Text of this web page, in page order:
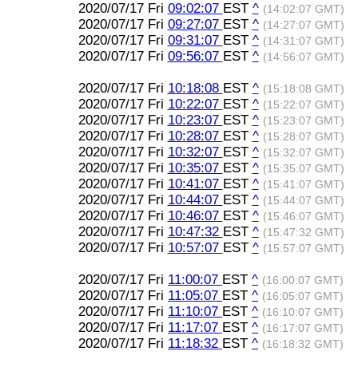
2020/07/17 Fri 09:02:07 EST ^ (14:02:07 GMT)
2020/07/17 Fri 09:27:07 EST ^ (14:27:07 GMT)
2020/07/17 Fri 09:31:07 EST ^ (14:31:07 GMT)
2020/07/17 Fri 09:56:07 EST ^ (14:56:07 GMT)
2020/07/17 Fri 10:18:08 EST ^ (15:18:08 GMT)
2020/07/17 Fri 10:22:07 EST ^ (15:22:07 GMT)
2020/07/17 Fri 10:23:07 EST ^ (15:23:07 GMT)
2020/07/17 Fri 10:28:07 EST ^ (15:28:07 GMT)
2020/07/17 Fri 10:32:07 EST ^ (15:32:07 GMT)
2020/07/17 Fri 10:35:07 EST ^ (15:35:07 GMT)
2020/07/17 Fri 10:41:07 EST ^ (15:41:07 GMT)
2020/07/17 Fri 10:44:07 EST ^ (15:44:07 GMT)
2020/07/17 Fri 10:46:07 EST ^ (15:46:07 GMT)
2020/07/17 Fri 10:47:32 EST ^ (15:47:32 GMT)
2020/07/17 Fri 10:57:07 EST ^ (15:57:07 GMT)
2020/07/17 Fri 11:00:07 EST ^ (16:00:07 GMT)
2020/07/17 Fri 11:05:07 EST ^ (16:05:07 GMT)
2020/07/17 Fri 11:10:07 EST ^ (16:10:07 GMT)
2020/07/17 Fri 11:17:07 EST ^ (16:17:07 GMT)
2020/07/17 Fri 11:18:32 EST ^ (16:18:32 GMT)